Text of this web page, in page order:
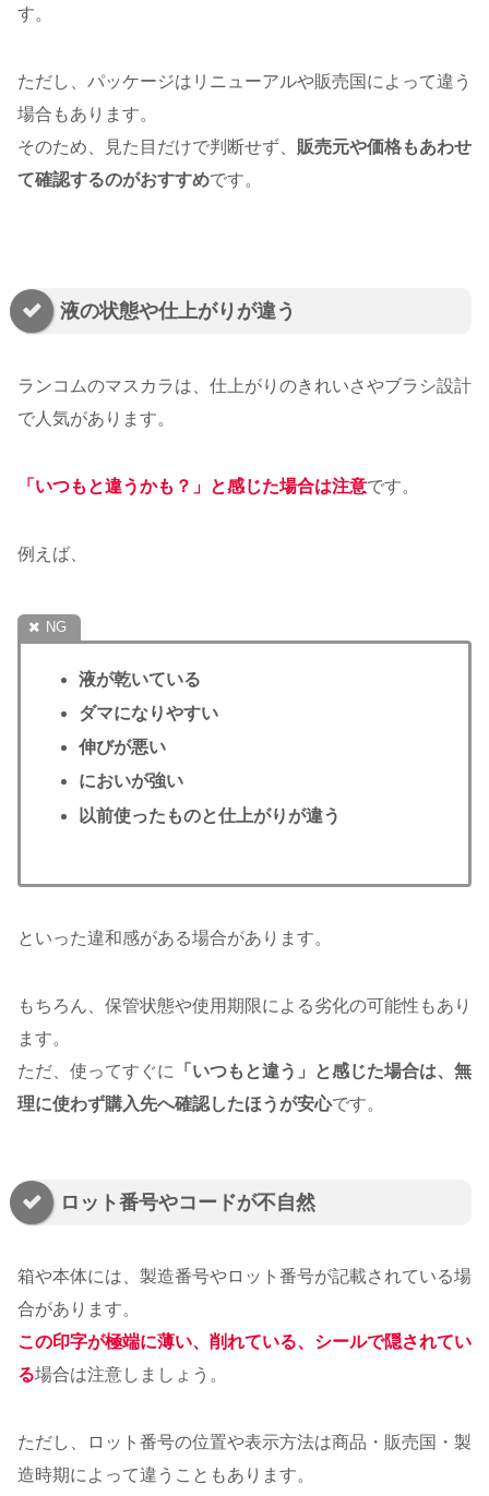
す。
ただし、パッケージはリニューアルや販売国によって違う
場合もあります。
そのため、見た目だけで判断せず、 販売元や価格もあわせ
て確認するのがおすすめです。
液の状態や仕上がりが違う
ランコムのマスカラは、仕上がりのきれいさやブラシ設計
で人気があります。
「いつもと違うかも？」と感じた場合は注意です。
例えば、
液が乾いている
ダマになりやすい
伸びが悪い
においが強い
以前使ったものと仕上がりが違う
といった違和感がある場合があります。
もちろん、保管状態や使用期限による劣化の可能性もあり
ます。
ただ、使ってすぐに
「いつもと違う」と感じた場合は、無
理に使わず購入先へ確認したほうが安心です。
ロット番号やコードが不自然
箱や本体には、製造番号やロット番号が記載されている場
合があります。
この印字が極端に薄い、削れている、シールで隠されてい
る場合は注意しましょう。
ただし、ロット番号の位置や表示方法は商品・販売国・製
造時期によって違うこともあります。